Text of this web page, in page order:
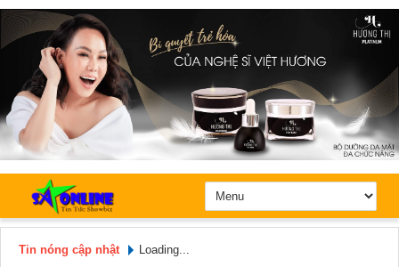
Tin nóng cập nhật Loading...